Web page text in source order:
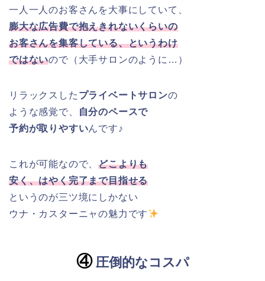
一人一人のお客さんを大事にしていて、
膨大な広告費で抱えきれないくらいの
お客さんを集客している、というわけ
ではないので（大手サロンのように…）
リラックスした プライベートサロンの
ような感覚で、
自分のペースで
予約が取りやすいんです♪
これが可能なので、どこよりも
安く、はやく完了まで目指せる
というのが三ツ境にしかない
ウナ・カスターニャの魅力です
④圧倒的なコスパ